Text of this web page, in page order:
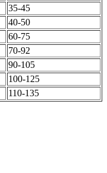
35-45
40-50
60-75
70-92
90-105
100-125
110-135